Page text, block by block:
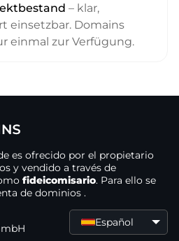
– klar,
einsetzbar. Domains
einmal zur Verfügung.
es ofrecido por el propietario
y vendido a través de
fideicomisario. Para ello se
de dominios .
Español